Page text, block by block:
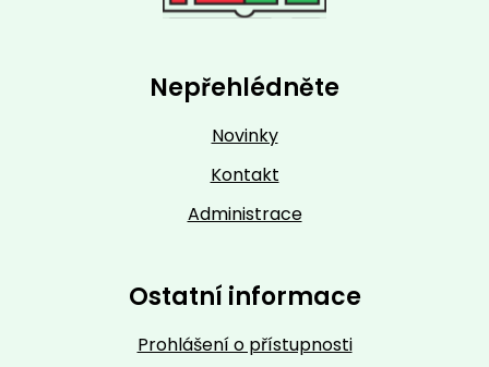
Nepřehlédněte
Novinky
Kontakt
Administrace
Ostatní informace
Prohlášení o přístupnosti